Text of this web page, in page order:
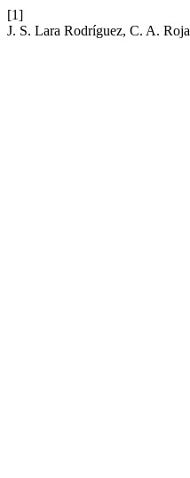
[1]
J. S. Lara Rodríguez, C. A.